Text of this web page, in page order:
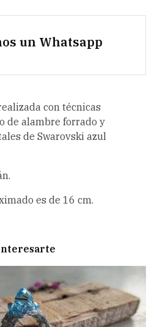
un Whatsapp
con técnicas
de alambre forrado y
de Swarovski azul
es de 16 cm.